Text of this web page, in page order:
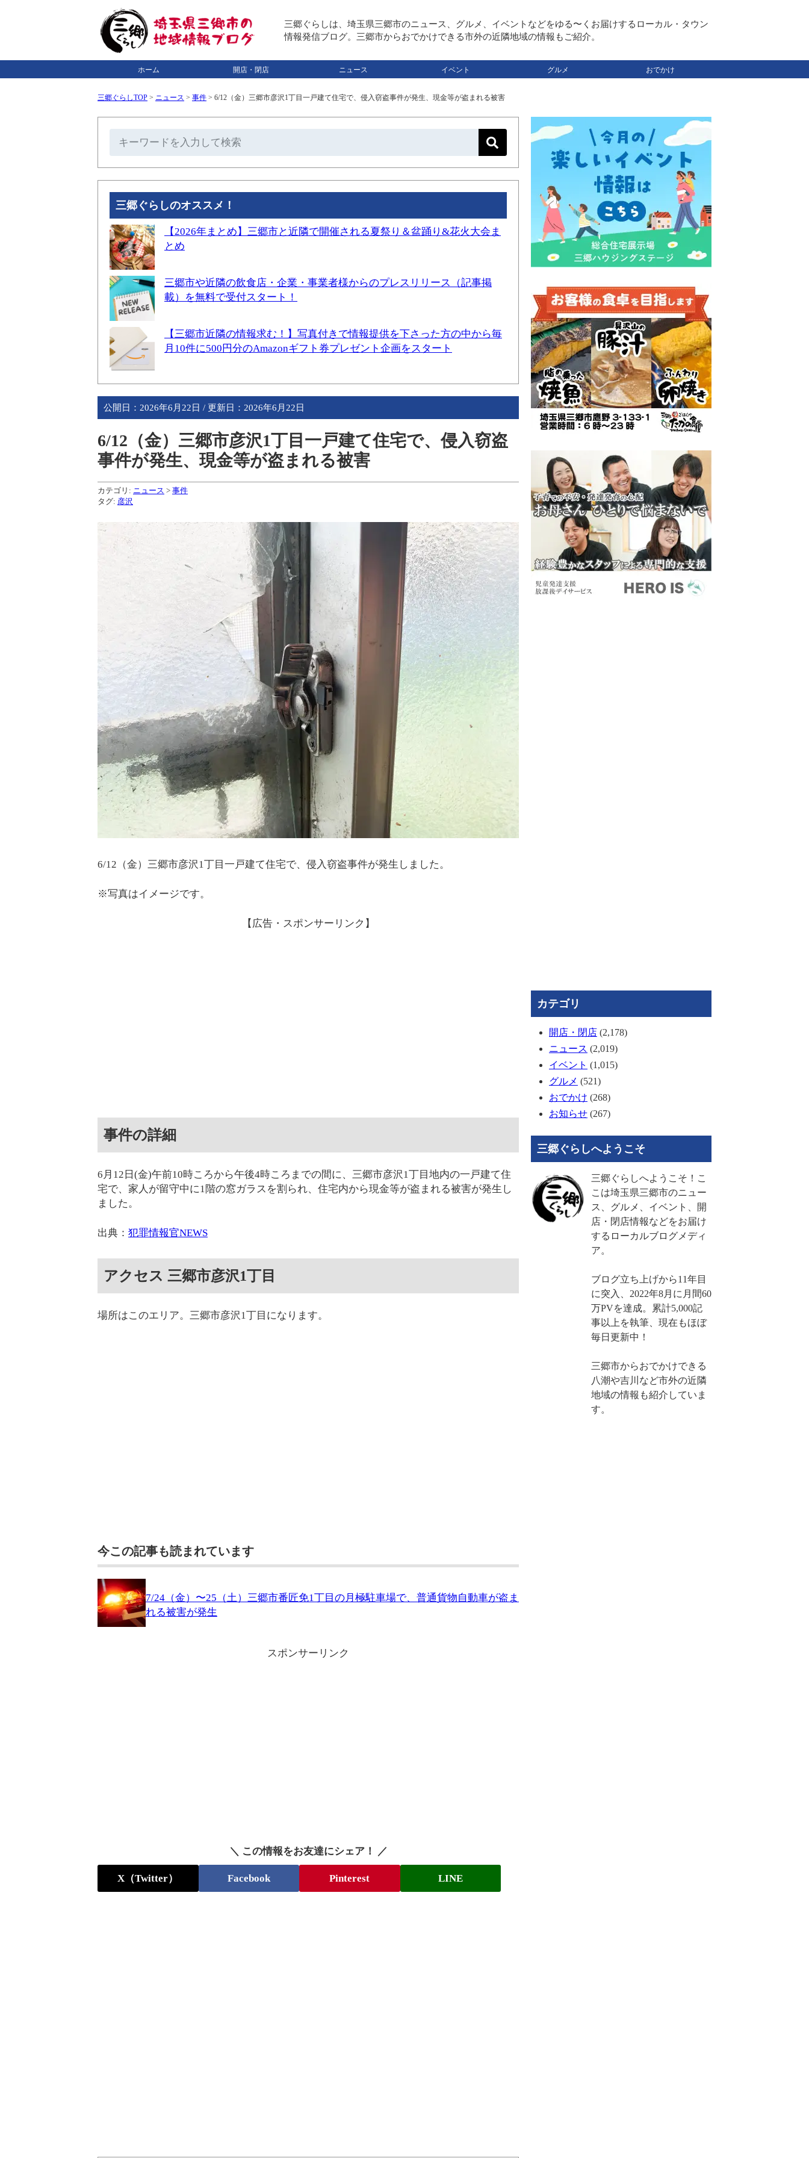
三郷ぐらしは、埼玉県三郷市のニュース、グルメ、イベントなどをゆる〜くお届けするローカル・タウン
情報発信ブログ。三郷市からおでかけできる市外の近隣地域の情報もご紹介。
ホーム 開店・閉店 ニュース イベント グルメ おでかけ
三郷ぐらしTOP > ニュース > 事件 > 6/12（金）三郷市彦沢1丁目一戸建て住宅で、侵入窃盗事件が発生、現金等が盗まれる被害
三郷ぐらしのオススメ！
【2026年まとめ】三郷市と近隣で開催される夏祭り＆盆踊り&花火大会ま
とめ
三郷市や近隣の飲食店・企業・事業者様からのプレスリリース（記事掲
載）を無料で受付スタート！
【三郷市近隣の情報求む！】写真付きで情報提供を下さった方の中から毎
月10件に500円分のAmazonギフト券プレゼント企画をスタート
公開日： 2026年6月22日 / 更新日： 2026年6月22日
6/12（金）三郷市彦沢1丁目一戸建て住宅で、侵入窃盗
事件が発生、現金等が盗まれる被害
カテゴリ: ニュース > 事件
タグ: 彦沢
6/12（金）三郷市彦沢1丁目一戸建て住宅で、侵入窃盗事件が発生しました。
※写真はイメージです。
【広告・スポンサーリンク】
事件の詳細
6月12日(金)午前10時ころから午後4時ころまでの間に、三郷市彦沢1丁目地内の一戸建て住
宅で、家人が留守中に1階の窓ガラスを割られ、住宅内から現金等が盗まれる被害が発生し
ました。
出典： 犯罪情報官NEWS
アクセス 三郷市彦沢1丁目
場所はこのエリア。三郷市彦沢1丁目になります。
今この記事も読まれています
7/24（金）〜25（土）三郷市番匠免1丁目の月極駐車場で、普通貨物自動車が盗ま
れる被害が発生
スポンサーリンク
＼ この情報をお友達にシェア！ ／
X（Twitter） Facebook Pinterest LINE
カテゴリ
開店・閉店 (2,178)
ニュース (2,019)
イベント (1,015)
グルメ (521)
おでかけ (268)
お知らせ (267)
三郷ぐらしへようこそ
三郷ぐらしへようこそ！こ
こは埼玉県三郷市のニュー
ス、グルメ、イベント、開
店・閉店情報などをお届け
するローカルブログメディ
ア。
ブログ立ち上げから11年目
に突入、2022年8月に月間60
万PVを達成。累計5,000記
事以上を執筆、現在もほぼ
毎日更新中！
三郷市からおでかけできる
八潮や吉川など市外の近隣
地域の情報も紹介していま
す。